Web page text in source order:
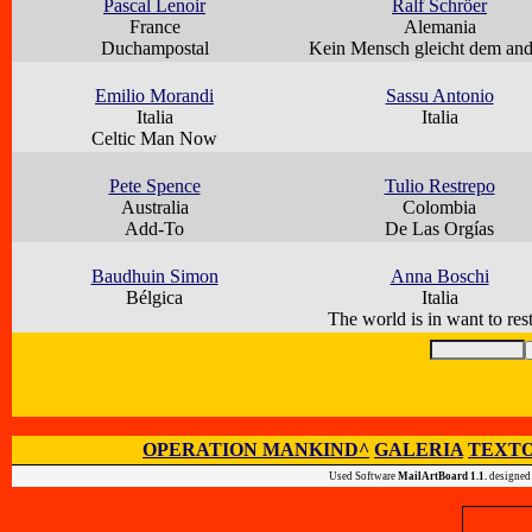
Pascal Lenoir
France
Duchampostal
Ralf Schröer
Alemania
Kein Mensch gleicht dem
Emilio Morandi
Italia
Celtic Man Now
Sassu Antonio
Italia
Pete Spence
Australia
Add-To
Tulio Restrepo
Colombia
De Las Orgías
Baudhuin Simon
Bélgica
Anna Boschi
Italia
The world is in want to
OPERATION MANKIND^ GALERIA
Used Software MailArtBoard 1.1.designed